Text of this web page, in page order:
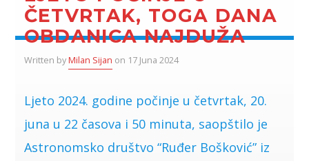
ČETVRTAK, TOGA DANA
OBDANICA NAJDUŽA
Written byMilan Sijan on 17 Juna 2024
Ljeto 2024. godine počinje u četvrtak, 20.
juna u 22 časova i 50 minuta, saopštilo je
Astronomsko društvo “Ruđer Bošković” iz